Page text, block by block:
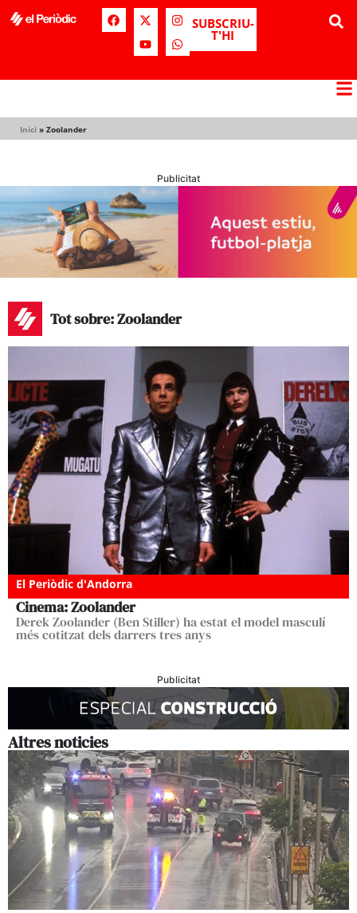
SUBSCRIU-
T'HI
Inici » Zoolander
Publicitat
Tot sobre: Zoolander
El Periòdic d'Andorra
Cinema: Zoolander
Derek Zoolander (Ben Stiller) ha estat el model masculí
més cotitzat dels darrers tres anys
Publicitat
Altres noticies